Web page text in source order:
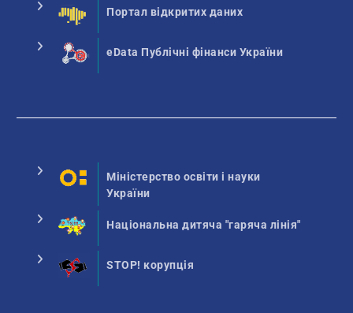
Портал відкритих даних
eData Публічні фінанси України
Міністерство освіти і науки
України
Національна дитяча "гаряча лінія"
STOP! корупція